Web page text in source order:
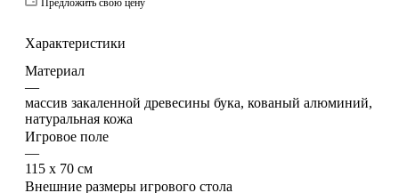
Характеристики
Материал
—
массив закаленной древесины бука, кованый алюминий,
натуральная кожа
Игровое поле
—
115 x 70 см
Внешние размеры игрового стола